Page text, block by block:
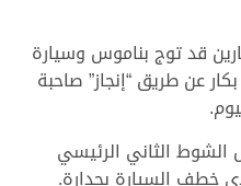
قد توج بناموس وسيارة
عن طريق “إنجاز” صاحبة
الشوط الثاني الرئيسي
خطف السيارة بجدارة.